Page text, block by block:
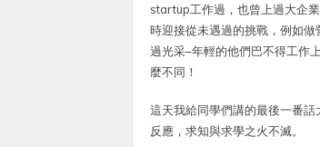
startup工作過，也曾上過大企
時迎接從未遇過的挑戰，例如
過光采–年輕的他們巴不得工作
麼不同！
這天我給同學們講的最後一番
反應，求知與求學之火不滅。